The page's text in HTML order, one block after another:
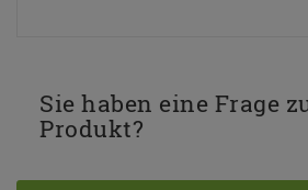
Sie haben eine Frage
Produkt?